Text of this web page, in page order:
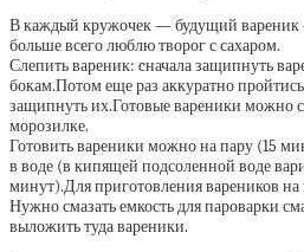
В каждый кружочек — будущий
больше всего люблю творог с сахаром.
Слепить вареник: cначала защипнуть
бокам.Потом еще раз аккуратно
защипнуть их.Готовые вареники можно
морозилке.
Готовить вареники можно на пару (15
в воде (в кипящей подсоленной воде
минут).Для приготовления вареников на
Нужно смазать емкость для пароварки
выложить туда вареники.